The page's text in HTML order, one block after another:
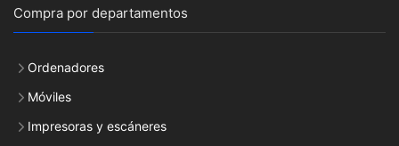
Compra por departamentos
Ordenadores
Móviles
Impresoras y escáneres